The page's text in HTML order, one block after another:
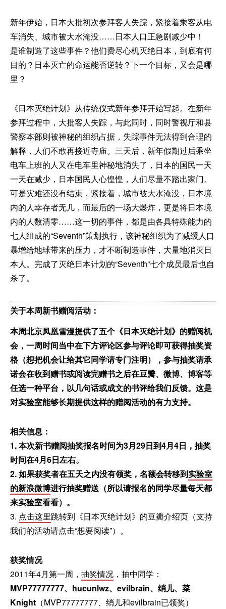
新年伊始，日本大批初次参拜客人失踪，紧接着乘客从电
车消失、城市被大水淹没……日本人口正急剧减少中！
是谁制造了这些事件？他们费尽心机灭绝日本，到底有何
目的？日本灭亡的命运能否逆转？下一个目标，又会是哪
里？
《日本灭绝计划》从传统仪式新年参拜开始写起。在新年
参拜过程中，大批客人失踪，与此同时，同时警视厅和县
警察本部则被神秘的组织占据，失踪事件无法得到合理的
解释，人们不敢再接近寺庙。三天后，新年假期过后乘坐
电车上班的人又在电车里神秘地消失了，日本的国民一天
一天在减少，日本国民人心惶惶，人们尽量不踏出家门。
可是灾难还没有结束，紧接着，城市被大水淹没，日本境
内的人幸存者无几，而最后的一场大爆炸，更是将日本境
内的人数清零……这一切的事件，都是由各具特殊能力的
七人组成的“Seventh”策划执行，该神秘组织为了减缓人口
暴增给地球带来的压力，才不断制造事件，大量地消灭日
本人。完成了灭绝日本计划的“Seventh”七个成员最后也自
杀了。
关于本周新书赠阅活动：
本周北京凤凰雪漫提供了五个《日本灭绝计划》的赠阅机
会，一周时间当中在下方评论区参与评论即可获得抽奖资
格（想把机会让给其它同学请专门注明），参与抽奖请承
诺会在收到赠书或阅读完赠书之后在豆瓣、微博、博客等
任选一种平台，以几句话或成文的书评给我们反馈。这是
对实验室能够长期提供这样的赠阅活动的有力支持。
相关信息：
1.本次新书赠阅抽奖报名时间为3月29日到4月4日，抽奖
时间在4月6日左右。
2. 如果获奖者在五天之内没有领奖，名额会转移到实验室
的新浪微博进行抽奖赠送（所以请报名的同学尽量每天都
来实验室看看）。
3. 点击这里跳转到《日本灭绝计划》的豆瓣介绍页（支持
我们的活动请点击“想要阅读”）。
获奖情况
2011年4月第一周， 抽奖情况 ，抽中同学：
MVP77777777、hucunlwz、evilbrain、绡儿、菜
Knight （MVP77777777、绡儿和evilbrain已领奖）